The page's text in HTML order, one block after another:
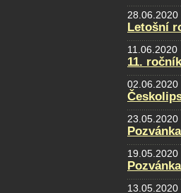
28.06.2020
Letošní
11.06.2020
11.
02.06.2020
23.05.2020
19.05.2020
13.05.2020